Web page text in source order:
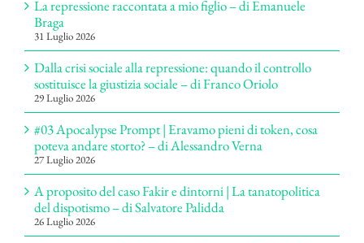
La repressione raccontata a mio figlio – di Emanuele
Braga
31 Luglio 2026
Dalla crisi sociale alla repressione: quando il controllo
sostituisce la giustizia sociale – di Franco Oriolo
29 Luglio 2026
#03 Apocalypse Prompt | Eravamo pieni di token, cosa
poteva andare storto? – di Alessandro Verna
27 Luglio 2026
A proposito del caso Fakir e dintorni | La tanatopolitica
del dispotismo – di Salvatore Palidda
26 Luglio 2026